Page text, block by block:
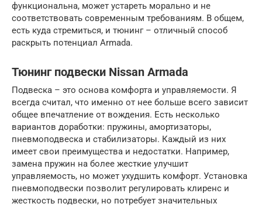
функциональна, может устареть морально и не
соответствовать современным требованиям. В общем,
есть куда стремиться, и тюнинг – отличный способ
раскрыть потенциал Armada.
Тюнинг подвески Nissan Armada
Подвеска – это основа комфорта и управляемости. Я
всегда считал, что именно от нее больше всего зависит
общее впечатление от вождения. Есть несколько
вариантов доработки: пружины, амортизаторы,
пневмоподвеска и стабилизаторы. Каждый из них
имеет свои преимущества и недостатки. Например,
замена пружин на более жесткие улучшит
управляемость, но может ухудшить комфорт. Установка
пневмоподвески позволит регулировать клиренс и
жесткость подвески, но потребует значительных